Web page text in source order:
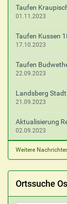
Taufen
01.11.2023
Taufen Kussen
17.10.2023
Taufen
22.09.2023
Landsberg
21.09.2023
Aktualisierung
02.09.2023
Weitere
Ortssuche